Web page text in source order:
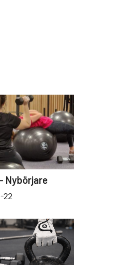
Nybörjare
22